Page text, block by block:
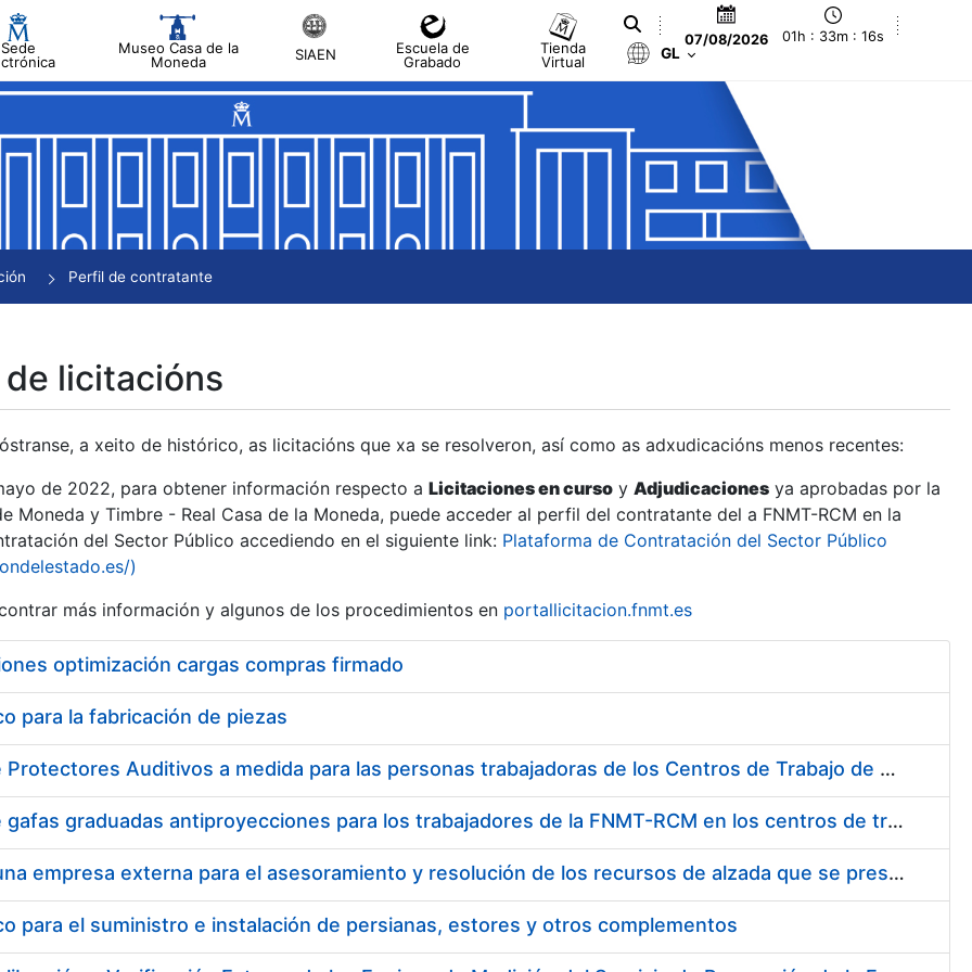
Sede
Museo Casa de la
Moneda
SIAEN
Escuela de
Grabado
Tienda
Virtual
07/08/2026 01h : 33m : 17s
GL
Perfil de contratante
licitacións
a xeito de histórico, as licitacións que xa se resolveron, así como as adxudicacións menos recentes:
de 2022, para obtener información respecto a Licitaciones en curso y Adjudicaciones ya aprobadas por la
Moneda y Timbre - Real Casa de la Moneda, puede acceder al perfil del contratante del a FNMT-RCM en la
del Sector Público accediendo en el siguiente link: Plataforma de Contratación del Sector Público
)
más información y algunos de los procedimientos en portallicitacion.fnmt.es
optimización cargas compras firmado
para la fabricación de piezas
Suministro de Protectores Auditivos a medida para las personas trabajadoras de los Centros de Trabajo de Madrid y Burgos
Suministro de gafas graduadas antiproyecciones para los trabajadores de la FNMT-RCM en los centros de trabajo de Madrid y Burgos
Servicios de una empresa externa para el asesoramiento y resolución de los recursos de alzada que se presentan relacionados con procesos de selección para la FNMT-RCM
para el suministro e instalación de persianas, estores y otros complementos